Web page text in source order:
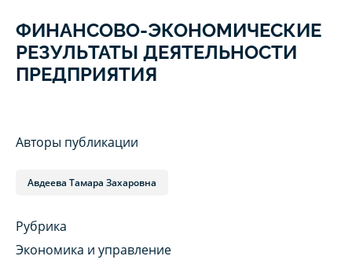
ФИНАНСОВО-ЭКОНОМИЧЕСКИЕ
РЕЗУЛЬТАТЫ ДЕЯТЕЛЬНОСТИ
ПРЕДПРИЯТИЯ
Авторы публикации
Авдеева Тамара Захаровна
Рубрика
Экономика и управление